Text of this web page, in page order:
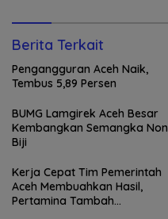
Berita Terkait
Pengangguran Aceh Naik,
Tembus 5,89 Persen
BUMG Lamgirek Aceh Besar
Kembangkan Semangka Non
Biji
Kerja Cepat Tim Pemerintah
Aceh Membuahkan Hasil,
Pertamina Tambah